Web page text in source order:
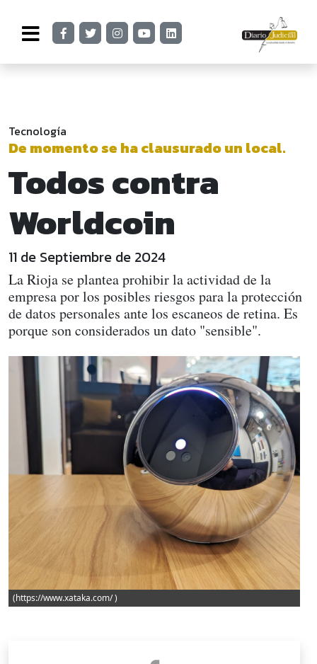
Tecnología
De momento se ha clausurado un local.
Todos contra
Worldcoin
11 de Septiembre de 2024
La Rioja se plantea prohibir la actividad de la
empresa por los posibles riesgos para la protección
de datos personales ante los escaneos de retina. Es
porque son considerados un dato "sensible".
(https://www.xataka.com/ )